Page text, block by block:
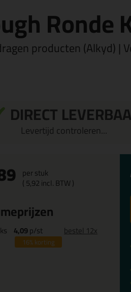
Ronde
producten (Alkyd) |
DIRECT
Levertijd controleren...
per stuk
(5,92incl. BTW )
4,09p/st
16%korting
bestel 12x